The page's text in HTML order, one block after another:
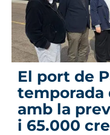
El port de
temporada
amb la
i 65.000